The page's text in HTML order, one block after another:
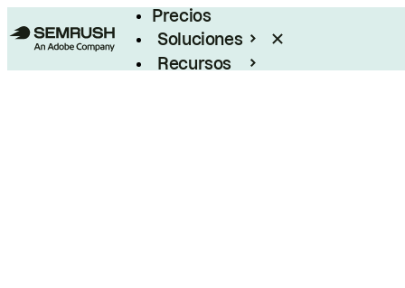
Precios
Soluciones
Recursos